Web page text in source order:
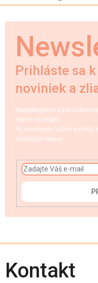
Prihláste sa
noviniek a
Rešpektujeme Vaše
tretími stranami.
*S odoslaním Vášho e-mailu
osobných údajov.
Kontakt